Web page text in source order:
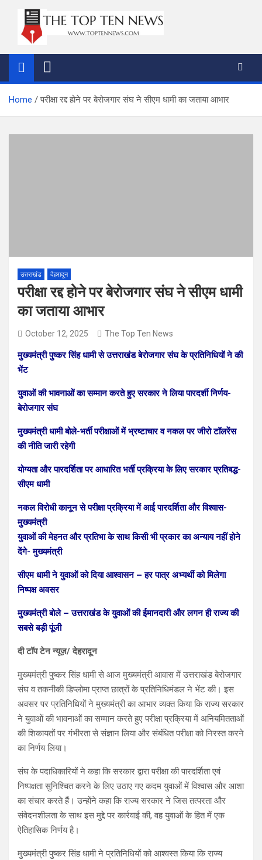
content
thetoptennews.com
Home परीक्षा रद्द होने पर बेरोजगार संघ ने सीएम धामी का जताया आभार
उत्तराखंड देहरादून
परीक्षा रद्द होने पर बेरोजगार संघ ने सीएम धामी
का जताया आभार
October 12, 2025 The Top Ten News
मुख्यमंत्री पुष्कर सिंह धामी से उत्तराखंड बेरोजगार संघ के प्रतिनिधियों ने की
भेंट
युवाओं की भावनाओं का सम्मान करते हुए सरकार ने लिया पारदर्शी निर्णय-
बेरोजगार संघ
मुख्यमंत्री धामी बोले-भर्ती परीक्षाओं में भ्रष्टाचार व नकल पर जीरो टॉलरेंस
की नीति जारी रहेगी
योग्यता और पारदर्शिता पर आधारित भर्ती प्रक्रिया के लिए सरकार प्रतिबद्ध-
सीएम धामी
नकल विरोधी कानून से परीक्षा प्रक्रिया में आई पारदर्शिता और विश्वास-
मुख्यमंत्री
युवाओं की मेहनत और प्रतिभा के साथ किसी भी प्रकार का अन्याय नहीं होने
देंगे- मुख्यमंत्री
सीएम धामी ने युवाओं को दिया आश्वासन – हर पात्र अभ्यर्थी को मिलेगा
निष्पक्ष अवसर
मुख्यमंत्री बोले – उत्तराखंड के युवाओं की ईमानदारी और लगन ही राज्य की
सबसे बड़ी पूंजी
दी टॉप टेन न्यूज़/ देहरादून
मुख्यमंत्री पुष्कर सिंह धामी से आज मुख्यमंत्री आवास में उत्तराखंड बेरोजगार
संघ व तकनीकी डिप्लोमा प्राप्त छात्रों के प्रतिनिधिमंडल ने भेंट की। इस
अवसर पर प्रतिनिधियों ने मुख्यमंत्री का आभार व्यक्त किया कि राज्य सरकार
ने युवाओं की भावनाओं का सम्मान करते हुए परीक्षा प्रक्रिया में अनियमितताओं
की शिकायतों पर गंभीरता से संज्ञान लिया और संबंधित परीक्षा को निरस्त करने
का निर्णय लिया।
संघ के पदाधिकारियों ने कहा कि सरकार द्वारा परीक्षा की पारदर्शिता एवं
निष्पक्षता सुनिश्चित करने के लिए उठाए गए कदम युवाओं में विश्वास और आशा
का संचार करते हैं। उन्होंने कहा कि राज्य सरकार ने जिस तत्परता और
संवेदनशीलता के साथ इस मुद्दे पर कार्रवाई की, वह युवाओं के हित में एक
ऐतिहासिक निर्णय है।
मुख्यमंत्री पुष्कर सिंह धामी ने प्रतिनिधियों को आश्वस्त किया कि राज्य